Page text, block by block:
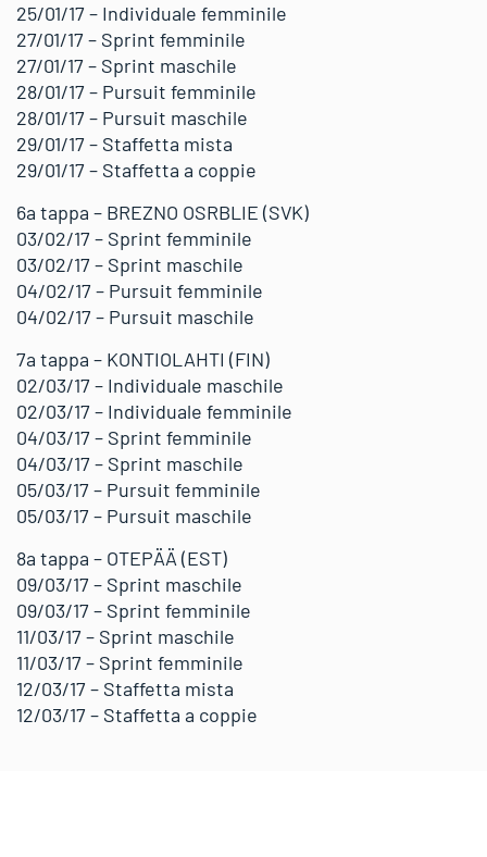
25/01/17 – Individuale femminile
27/01/17 – Sprint femminile
27/01/17 – Sprint maschile
28/01/17 – Pursuit femminile
28/01/17 – Pursuit maschile
29/01/17 – Staffetta mista
29/01/17 – Staffetta a coppie
6a tappa – BREZNO OSRBLIE (SVK)
03/02/17 – Sprint femminile
03/02/17 – Sprint maschile
04/02/17 – Pursuit femminile
04/02/17 – Pursuit maschile
7a tappa – KONTIOLAHTI (FIN)
02/03/17 – Individuale maschile
02/03/17 – Individuale femminile
04/03/17 – Sprint femminile
04/03/17 – Sprint maschile
05/03/17 – Pursuit femminile
05/03/17 – Pursuit maschile
8a tappa – OTEPÄÄ (EST)
09/03/17 – Sprint maschile
09/03/17 – Sprint femminile
11/03/17 – Sprint maschile
11/03/17 – Sprint femminile
12/03/17 – Staffetta mista
12/03/17 – Staffetta a coppie